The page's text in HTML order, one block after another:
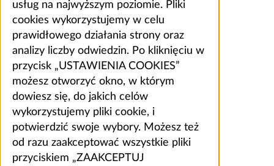
usług na najwyższym poziomie. Pliki
cookies wykorzystujemy w celu
prawidłowego działania strony oraz
analizy liczby odwiedzin. Po kliknięciu w
przycisk „USTAWIENIA COOKIES”
możesz otworzyć okno, w którym
dowiesz się, do jakich celów
wykorzystujemy pliki cookie, i
potwierdzić swoje wybory. Możesz też
od razu zaakceptować wszystkie pliki
przyciskiem „ZAAKCEPTUJ